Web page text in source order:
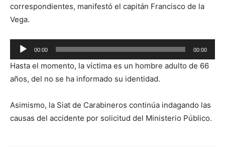
correspondientes, manifestó el capitán Francisco de la
Vega.
Reproductor
de
audio
00:00 00:00
Hasta el momento, la víctima es un hombre adulto de 66
años, del no se ha informado su identidad.
Asimismo, la Siat de Carabineros continúa indagando las
causas del accidente por solicitud del Ministerio Público.